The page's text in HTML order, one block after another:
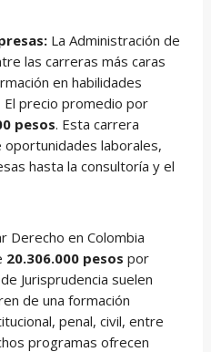
La Administración de
las carreras más caras
en habilidades
precio promedio por
pesos. Esta carrera
oportunidades laborales,
hasta la consultoría y el
Derecho en Colombia
20.306.000 pesos por
Jurisprudencia suelen
de una formación
penal, civil, entre
programas ofrecen